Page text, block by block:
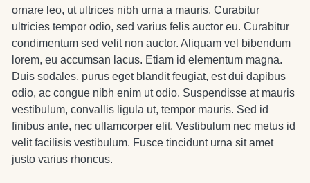
ornare leo, ut ultrices nibh urna a mauris. Curabitur
ultricies tempor odio, sed varius felis auctor eu. Curabitur
condimentum sed velit non auctor. Aliquam vel bibendum
lorem, eu accumsan lacus. Etiam id elementum magna.
Duis sodales, purus eget blandit feugiat, est dui dapibus
odio, ac congue nibh enim ut odio. Suspendisse at mauris
vestibulum, convallis ligula ut, tempor mauris. Sed id
finibus ante, nec ullamcorper elit. Vestibulum nec metus id
velit facilisis vestibulum. Fusce tincidunt urna sit amet
justo varius rhoncus.